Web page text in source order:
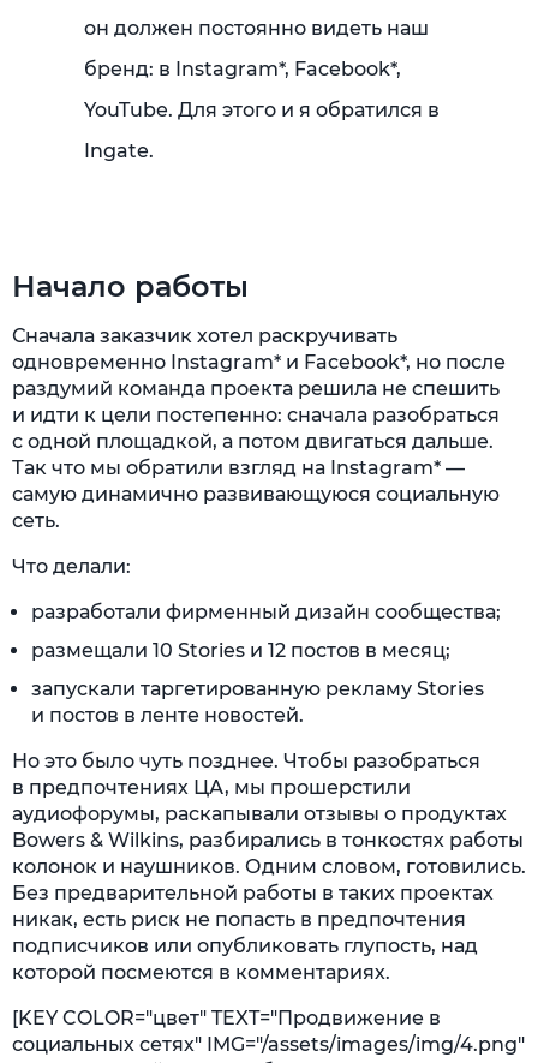
он должен постоянно видеть наш
бренд: в Instagram*, Facebook*,
YouTube. Для этого и я обратился в
Ingate.
Начало работы
Сначала заказчик хотел раскручивать
одновременно Instagram* и Facebook*, но после
раздумий команда проекта решила не спешить
и идти к цели постепенно: сначала разобраться
с одной площадкой, а потом двигаться дальше.
Так что мы обратили взгляд на Instagram* —
самую динамично развивающуюся социальную
сеть.
Что делали:
разработали фирменный дизайн сообщества;
размещали 10 Stories и 12 постов в месяц;
запускали таргетированную рекламу Stories
и постов в ленте новостей.
Но это было чуть позднее. Чтобы разобраться
в предпочтениях ЦА, мы прошерстили
аудиофорумы, раскапывали отзывы о продуктах
Bowers & Wilkins, разбирались в тонкостях работы
колонок и наушников. Одним словом, готовились.
Без предварительной работы в таких проектах
никак, есть риск не попасть в предпочтения
подписчиков или опубликовать глупость, над
которой посмеются в комментариях.
[KEY COLOR="цвет" TEXT="Продвижение в
социальных сетях" IMG="/assets/images/img/4.png"